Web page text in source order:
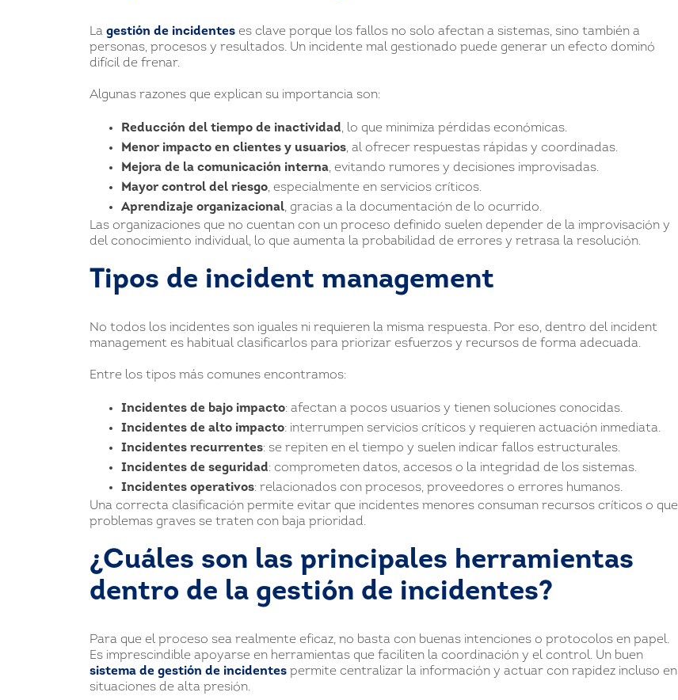
La gestión de incidentes es clave porque los fallos no solo afectan a sistemas, sino también a
personas, procesos y resultados. Un incidente mal gestionado puede generar un efecto dominó
difícil de frenar.
Algunas razones que explican su importancia son:
Reducción del tiempo de inactividad, lo que minimiza pérdidas económicas.
Menor impacto en clientes y usuarios, al ofrecer respuestas rápidas y coordinadas.
Mejora de la comunicación interna, evitando rumores y decisiones improvisadas.
Mayor control del riesgo, especialmente en servicios críticos.
Aprendizaje organizacional, gracias a la documentación de lo ocurrido.
Las organizaciones que no cuentan con un proceso definido suelen depender de la improvisación y
del conocimiento individual, lo que aumenta la probabilidad de errores y retrasa la resolución.
Tipos de incident management
No todos los incidentes son iguales ni requieren la misma respuesta. Por eso, dentro del incident
management es habitual clasificarlos para priorizar esfuerzos y recursos de forma adecuada.
Entre los tipos más comunes encontramos:
Incidentes de bajo impacto: afectan a pocos usuarios y tienen soluciones conocidas.
Incidentes de alto impacto: interrumpen servicios críticos y requieren actuación inmediata.
Incidentes recurrentes: se repiten en el tiempo y suelen indicar fallos estructurales.
Incidentes de seguridad: comprometen datos, accesos o la integridad de los sistemas.
Incidentes operativos: relacionados con procesos, proveedores o errores humanos.
Una correcta clasificación permite evitar que incidentes menores consuman recursos críticos o que
problemas graves se traten con baja prioridad.
¿Cuáles son las principales herramientas
dentro de la gestión de incidentes?
Para que el proceso sea realmente eficaz, no basta con buenas intenciones o protocolos en papel.
Es imprescindible apoyarse en herramientas que faciliten la coordinación y el control. Un buen
sistema de gestión de incidentes permite centralizar la información y actuar con rapidez incluso en
situaciones de alta presión.